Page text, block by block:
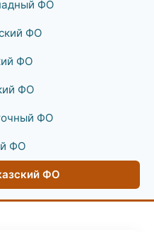
ФО
ФО
ФО
ФО
ФО
ФО
ФО